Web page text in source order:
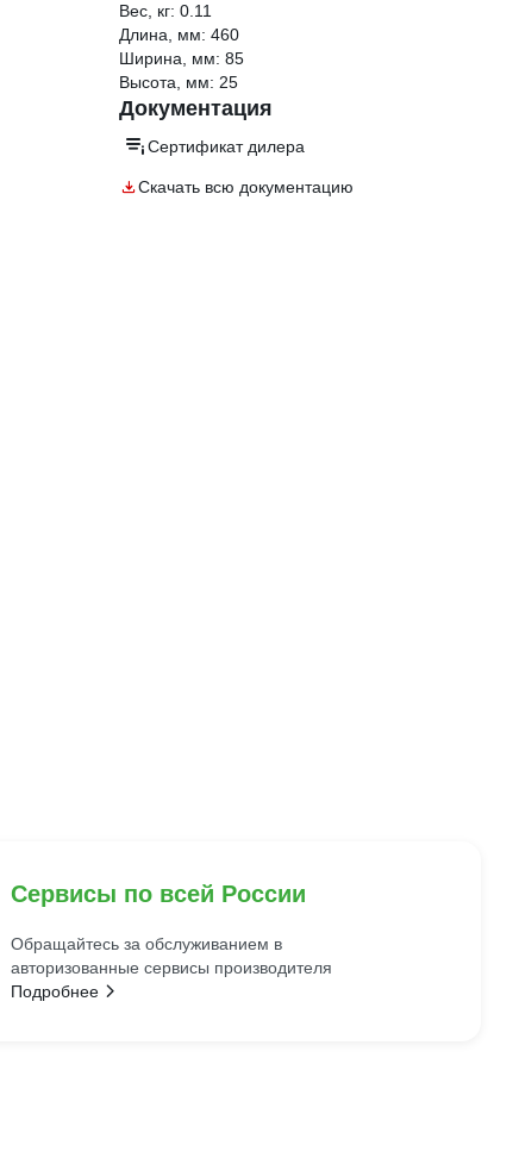
Вес, кг: 0.11
Длина, мм: 460
Ширина, мм: 85
Высота, мм: 25
Документация
Сертификат дилера
Скачать всю документацию
Сервисы по всей России
Обращайтесь за обслуживанием в
авторизованные сервисы производителя
Подробнее